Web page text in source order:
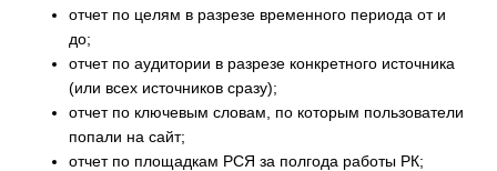
отчет по целям в разрезе временного периода от и
до;
отчет по аудитории в разрезе конкретного источника
(или всех источников сразу);
отчет по ключевым словам, по которым пользователи
попали на сайт;
отчет по площадкам РСЯ за полгода работы РК;